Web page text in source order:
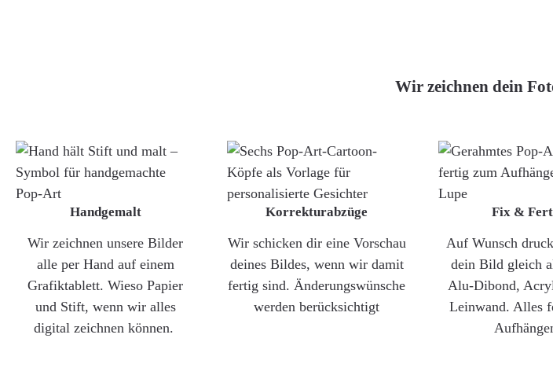
Wir zeichnen dein
Handgemalt
Wir zeichnen unsere Bilder
alle per Hand auf einem
Grafiktablett. Wieso Papier
und Stift, wenn wir alles
digital zeichnen können.
Korrekturabzüge
Wir schicken dir eine Vorschau
deines Bildes, wenn wir damit
fertig sind. Änderungswünsche
werden berücksichtigt
Fix &
Auf Wunsch
dein Bild gleich
Alu-Dibond,
Leinwand. Alles